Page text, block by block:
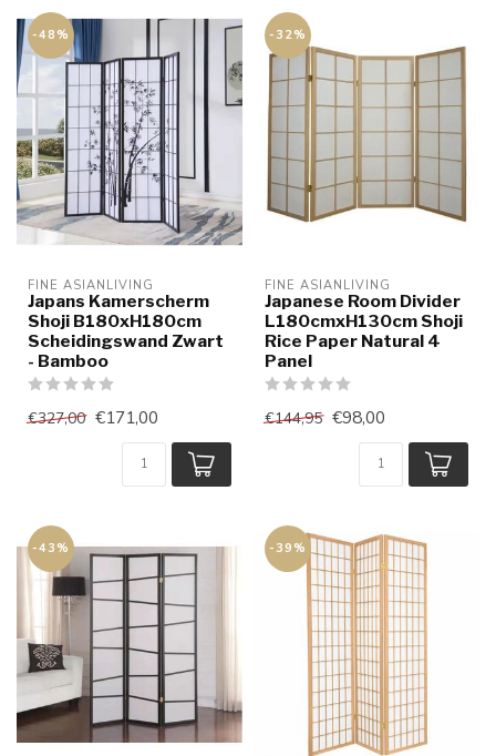
-48%
FINE ASIANLIVING
Japans Kamerscherm
Shoji B180xH180cm
Scheidingswand Zwart
- Bamboo
€327,00 €171,00
-32%
FINE ASIANLIVING
Japanese Room Divider
L180cmxH130cm Shoji
Rice Paper Natural 4
Panel
€144,95 €98,00
-43% -39%